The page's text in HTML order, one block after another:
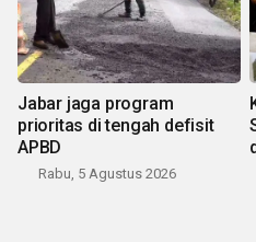
Jabar jaga program
prioritas di tengah defisit
APBD
Rabu, 5 Agustus 2026